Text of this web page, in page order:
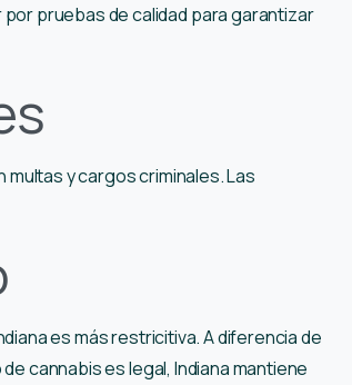
pruebas de calidad para garantizar
multas y cargos criminales. Las
es más restricitiva. A diferencia de
cannabis es legal, Indiana mantiene